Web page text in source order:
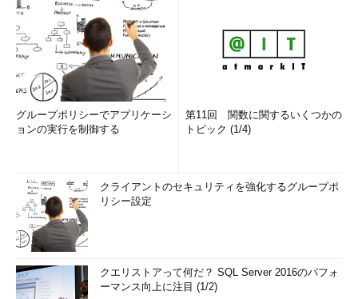
グループポリシーでアプリケーシ
ョンの実行を制御する
第11回 関数に関するいくつかの
トピック (1/4)
クライアントのセキュリティを強化するグループポ
リシー設定
クエリストアって何だ？ SQL Server 2016のパフォ
ーマンス向上に注目 (1/2)